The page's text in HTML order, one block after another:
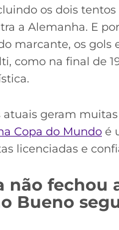
os dois tentos
a Alemanha. E
marcante, os gols
como na final de
atuais geram
Copa do Mundo é
licenciadas e
não fechou
Bueno